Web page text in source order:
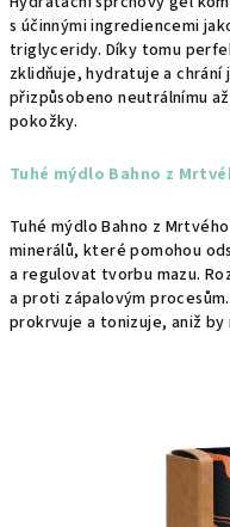
s účinnými ingrediencemi
triglyceridy. Díky tomu
zklidňuje, hydratuje a
přizpůsobeno neutrálnímu
pokožky.
Tuhé mýdlo Bahno z
Tuhé mýdlo Bahno z
minerálů, které pomohou
a regulovat tvorbu mazu.
a proti zápalovým
prokrvuje a tonizuje, aniž by